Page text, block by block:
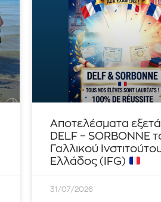
Αποτελέσματα
DELF – SORBONNE
Γαλλικού
Ελλάδος (IFG)
31/07/2026